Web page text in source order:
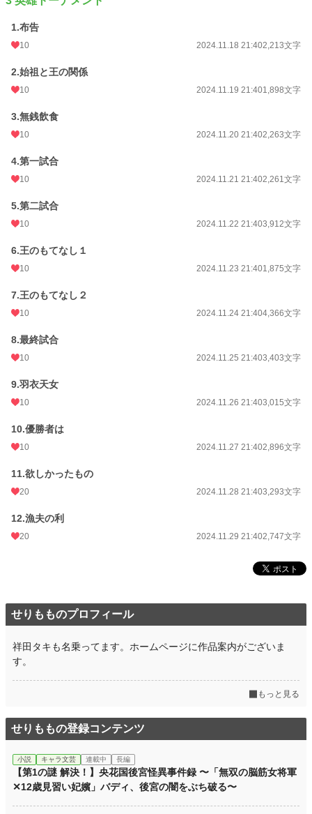
1.布告
10 2024.11.18 21:402,213文字
2.始祖と王の関係
10 2024.11.19 21:401,898文字
3.無銭飲食
10 2024.11.20 21:402,263文字
4.第一試合
10 2024.11.21 21:402,261文字
5.第二試合
10 2024.11.22 21:403,912文字
6.王のもてなし１
10 2024.11.23 21:401,875文字
7.王のもてなし２
10 2024.11.24 21:404,366文字
8.最終試合
10 2024.11.25 21:403,403文字
9.羽衣天女
10 2024.11.26 21:403,015文字
10.優勝者は
10 2024.11.27 21:402,896文字
11.欲しかったもの
20 2024.11.28 21:403,293文字
12.漁夫の利
20 2024.11.29 21:402,747文字
せりもものプロフィール
祥田タキも名乗ってます。ホームページに作品案内がございま
す。
もっと見る
せりももの登録コンテンツ
小説 キャラ文芸 連載中 長編
【第1の謎 解決！】央花国後宮怪異事件録 〜「無双の脳筋女将軍
✕12歳見習い妃嬪」バディ、後宮の闇をぶち破る〜